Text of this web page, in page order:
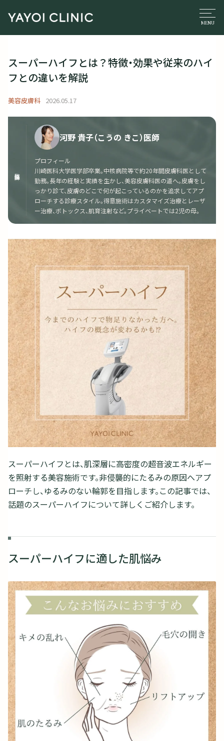
スーパーハイフとは？特徴・効果や従来のハイ
フとの違いを解説
美容皮膚科 2026.05.17
河野 貴子（こうの きこ）医師
プロフィール
川崎医科大学医学部卒業。中核病院等で約20年間皮膚科医として
勤務。長年の経験と実績を生かし、美容皮膚科医の道へ。皮膚をし
っかり診て、皮膚のどこで何が起こっているのかを追求してアプ
ローチする診療スタイル。得意施術はカスタマイズ治療とレーザ
ー治療、ボトックス、肌育注射など。プライベートでは2児の母。
スーパーハイフとは、肌深層に高密度の超音波エネルギー
を照射する美容施術です。非侵襲的にたるみの原因へアプ
ローチし、ゆるみのない輪郭を目指します。この記事では、
話題のスーパーハイフについて詳しくご紹介します。
スーパーハイフに適した肌悩み